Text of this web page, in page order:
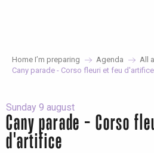
Home I’m preparing Agenda All
Cany parade - Corso fleuri et feu d'artifice
Sunday 9 august
Cany parade - Corso
d'artifice